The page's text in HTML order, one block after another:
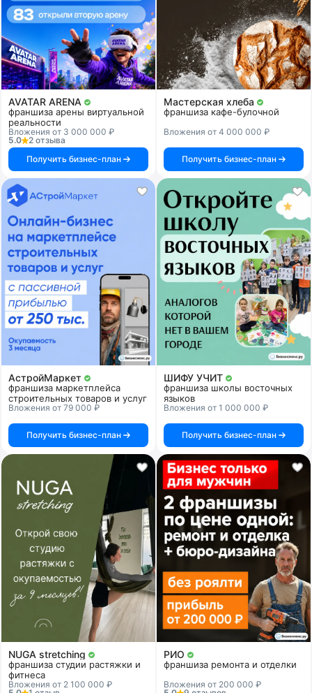
AVATAR ARENA
франшиза арены виртуальной
реальности
Вложения от 3 000 000 ₽
5.0
2 отзыва
Получить бизнес-план
Мастерская хлеба
франшиза кафе-булочной
Вложения от 4 000 000 ₽
Получить бизнес-план
АстройМаркет
франшиза маркетплейса
строительных товаров и услуг
Вложения от 79 000 ₽
Получить бизнес-план
ШИФУ УЧИТ
франшиза школы восточных
языков
Вложения от 1 000 000 ₽
Получить бизнес-план
NUGA stretching
франшиза студии растяжки и
фитнеса
Вложения от 2 100 000 ₽
РИО
франшиза ремонта и отделки
Вложения от 200 000 ₽